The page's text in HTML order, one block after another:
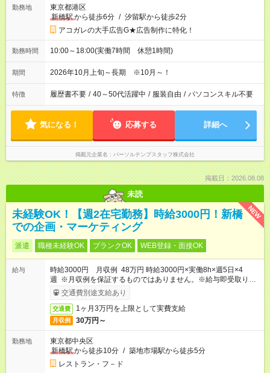
勤務地
東京都港区
新橋駅から徒歩6分 / 汐留駅から徒歩2分
アコガレの大手広告G★広告制作に特化！
勤務時間 10:00～18:00(実働7時間 休憩1時間)
期間 2026年10月上旬～長期 ※10月～！
特徴 履歴書不要 / 40～50代活躍中 / 服装自由 / パソコンスキル不要
気になる！ 応募する 詳細へ
掲載元企業名 パーソルテンプスタッフ株式会社
掲載日：2026.08.08
未読
NEW
未経験OK！【週2在宅勤務】時給3000円！新橋
での企画・マーケティング
派遣 職種未経験OK ブランクOK WEB登録・面接OK
給与
時給3000円 月収例 48万円 時給3000円×実働8h×週5日×4
週 ※月収例を保証するものではありません。※給与即受取りサ
ービス利用可（利用条件有）
交通費別途支給あり
交通費 1ヶ月3万円を上限として実費支給
月収例 30万円～
勤務地
東京都中央区
新橋駅から徒歩10分 / 築地市場駅から徒歩5分
レストラン・フ－ド